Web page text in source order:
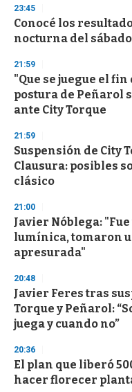
s
e
c
o
d
s
23:45
Conocé los
nocturna del sábado
21:59
"Que se juegue el
postura de Peñarol
ante City Torque
21:59
Suspensión de City
Clausura: posibles
clásico
21:00
Javier Nóblega:
lumínica, tomaron
apresurada"
20:48
Javier Feres tras
Torque y Peñarol:
juega y cuando no”
20:36
El plan que liberó
hacer florecer